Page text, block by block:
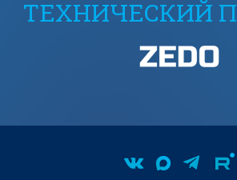
ТЕХНИЧЕСКИЙ